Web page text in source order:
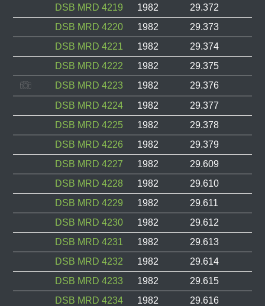
DSB MRD 4219
1982
29.372
DSB MRD 4220
1982
29.373
DSB MRD 4221
1982
29.374
DSB MRD 4222
1982
29.375
DSB MRD 4223
1982
29.376
DSB MRD 4224
1982
29.377
DSB MRD 4225
1982
29.378
DSB MRD 4226
1982
29.379
DSB MRD 4227
1982
29.609
DSB MRD 4228
1982
29.610
DSB MRD 4229
1982
29.611
DSB MRD 4230
1982
29.612
DSB MRD 4231
1982
29.613
DSB MRD 4232
1982
29.614
DSB MRD 4233
1982
29.615
DSB MRD 4234
1982
29.616